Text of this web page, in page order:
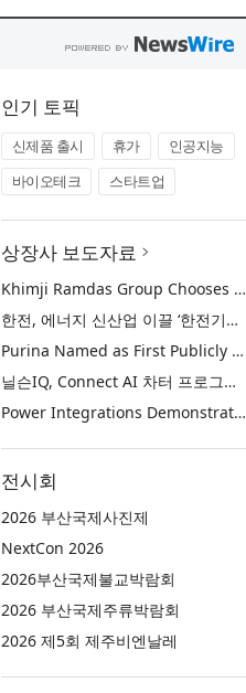
인기 토픽
신제품 출시 휴가
인공지능
바이오테크
스타트업
상장사 보도자료
Khimji Ramdas Group Chooses Rimini Street to Reduce SAP Support Costs, Protect 700+ Customizations and Reinvest Savings in Innovation
한전, 에너지 신산업 이끌 ‘한전기술지주’ 공식 출범
Purina Named as First Publicly Announced NIQ ConnectAI Charter Client
닐슨IQ, Connect AI 차터 프로그램 최초 고객사 ‘퓨리나’ 선정
Power Integrations Demonstrates World’s First 2200 V GaN Technology for Next-Era High-Voltage Power Systems
전시회
2026 부산국제사진제
NextCon 2026
2026부산국제불교박람회
2026 부산국제주류박람회
2026 제5회 제주비엔날레